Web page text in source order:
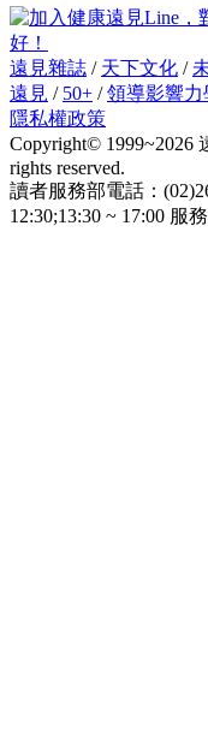
好！
遠見雜誌 / 天下文化 /
遠見 / 50+ /領導影響力
隱私權政策
Copyright©
rights reserved.
讀者服務部電話：
12:30;13:30 ~ 17:00 服